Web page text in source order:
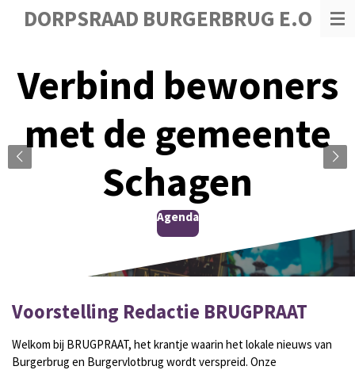
hoofdinhoud
DORPSRAAD BURGERBRUG E.O
Verbind bewoners
met de gemeente
Schagen
Agenda
Voorstelling Redactie BRUGPRAAT
Welkom bij BRUGPRAAT, het krantje waarin het lokale nieuws van
Burgerbrug en Burgervlotbrug wordt verspreid. Onze